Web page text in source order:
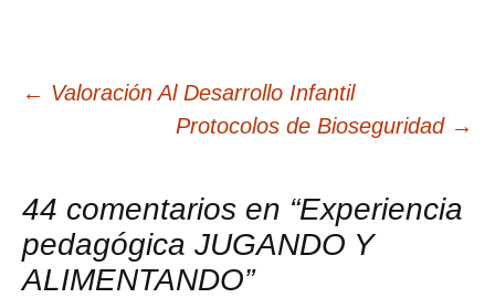
Navegación
de
entradas
← Valoración Al Desarrollo Infantil
Protocolos de Bioseguridad →
44 comentarios en “Experiencia
pedagógica JUGANDO Y
ALIMENTANDO”